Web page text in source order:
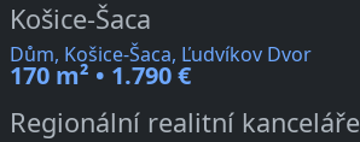
Košice-Šaca
Dům, Košice-Šaca, Ľudvíkov Dvor
170 m² • 1.790 €
Regionální realitní kanceláře